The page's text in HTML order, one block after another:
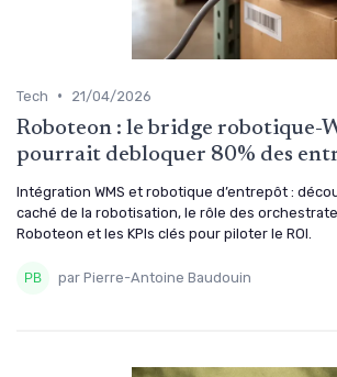
Tech • 21/04/2026
Roboteon : le bridge robotique-
pourrait debloquer 80% des
Intégration WMS et robotique d’entrepôt :
caché de la robotisation, le rôle des
Roboteon et les KPIs clés pour piloter le ROI.
par Pierre-Antoine Baudouin